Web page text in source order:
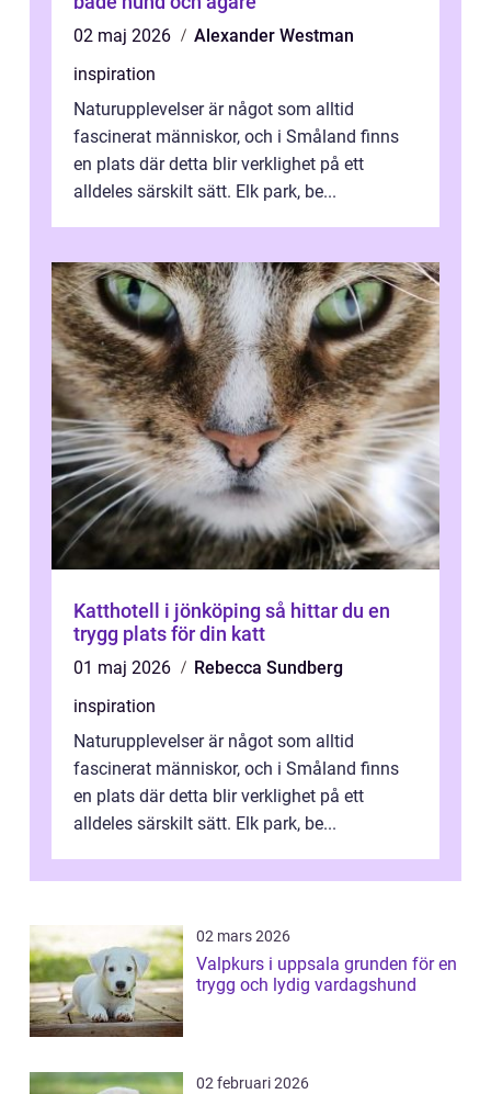
02 maj 2026
Alexander Westman
inspiration
Naturupplevelser är något som alltid
fascinerat människor, och i Småland finns
en plats där detta blir verklighet på ett
alldeles särskilt sätt. Elk park, be...
Katthotell i jönköping så hittar du en
trygg plats för din katt
01 maj 2026
Rebecca Sundberg
inspiration
Naturupplevelser är något som alltid
fascinerat människor, och i Småland finns
en plats där detta blir verklighet på ett
alldeles särskilt sätt. Elk park, be...
02 mars 2026
Valpkurs i uppsala grunden för en
trygg och lydig vardagshund
02 februari 2026